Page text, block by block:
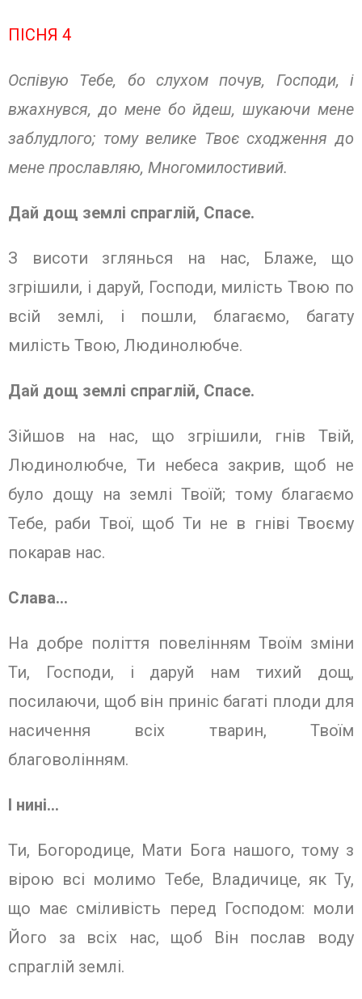
ПІСНЯ 4
Оспівую Тебе, бо слухом почув, Господи, і
вжахнувся, до мене бо йдеш, шукаючи мене
заблудлого; тому велике Твоє сходження до
мене прославляю, Многомилостивий.
Дай дощ землі спраглій, Спасе.
З висоти зглянься на нас, Блаже, що
згрішили, і даруй, Господи, милість Твою по
всій землі, і пошли, благаємо, багату
милість Твою, Людинолюбче.
Дай дощ землі спраглій, Спасе.
Зійшов на нас, що згрішили, гнів Твій,
Людинолюбче, Ти небеса закрив, щоб не
було дощу на землі Твоїй; тому благаємо
Тебе, раби Твої, щоб Ти не в гніві Твоєму
покарав нас.
Слава…
На добре поліття повелінням Твоїм зміни
Ти, Господи, і даруй нам тихий дощ,
посилаючи, щоб він приніс багаті плоди для
насичення всіх тварин, Твоїм
благоволінням.
І нині…
Ти, Богородице, Мати Бога нашого, тому з
вірою всі молимо Тебе, Владичице, як Ту,
що має сміливість перед Господом: моли
Його за всіх нас, щоб Він послав воду
спраглій землі.